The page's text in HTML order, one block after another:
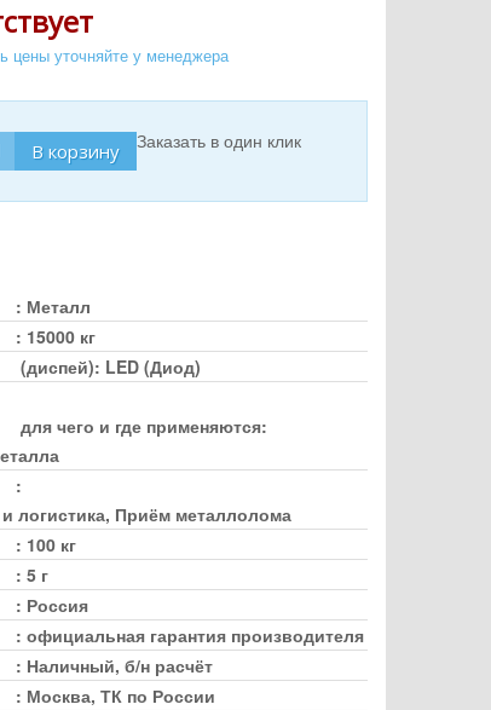
цены уточняйте у менеджера
В корзину Заказать в один клик
: Металл
: 15000 кг
(диспей): LED (Диод)
для чего и где применяются:
:
логистика, Приём металлолома
: 100 кг
: 5 г
: Россия
: официальная гарантия производителя
: Наличный, б/н расчёт
: Москва, ТК по России